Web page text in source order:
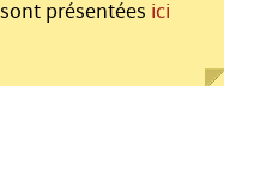
présentées ici